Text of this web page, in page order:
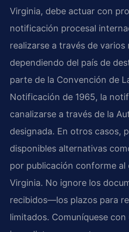
Virginia, debe actuar con
notificación procesal
realizarse a través de varios
dependiendo del país de
parte de la Convención de
Notificación de 1965, la
canalizarse a través de la
designada. En otros casos,
disponibles alternativas
por publicación conforme al
Virginia. No ignore los
recibidos—los plazos para
limitados. Comuníquese